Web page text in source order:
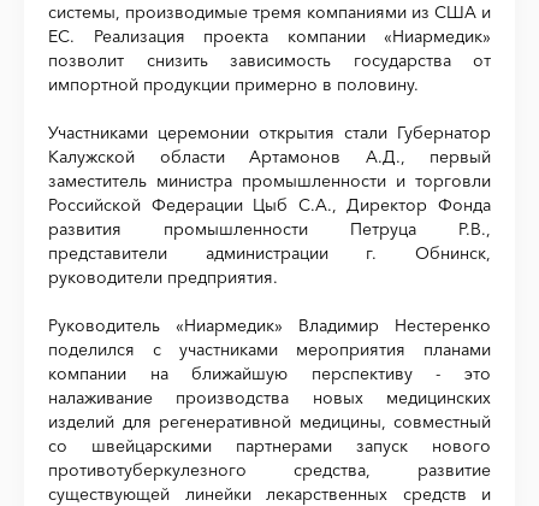
системы, производимые тремя компаниями из США и
ЕС. Реализация проекта компании «Ниармедик»
позволит снизить зависимость государства от
импортной продукции примерно в половину.
Участниками церемонии открытия стали Губернатор
Калужской области Артамонов А.Д., первый
заместитель министра промышленности и торговли
Российской Федерации Цыб С.А., Директор Фонда
развития промышленности Петруца Р.В.,
представители администрации г. Обнинск,
руководители предприятия.
Руководитель «Ниармедик» Владимир Нестеренко
поделился с участниками мероприятия планами
компании на ближайшую перспективу - это
налаживание производства новых медицинских
изделий для регенеративной медицины, совместный
со швейцарскими партнерами запуск нового
противотуберкулезного средства, развитие
существующей линейки лекарственных средств и